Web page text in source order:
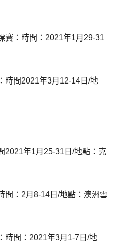
賽：時間：2021年1月29-31
時間2021年3月12-14日/地
2021年1月25-31日/地點：克
間：2月8-14日/地點：澳洲雪
時間：2021年3月1-7日/地